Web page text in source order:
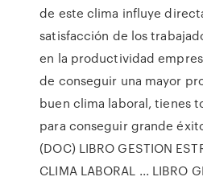
de este clima influye
satisfacción de los
en la productividad
de conseguir una mayor
buen clima laboral, tienes
para conseguir grande
(DOC) LIBRO GESTION
CLIMA LABORAL ... LIBRO